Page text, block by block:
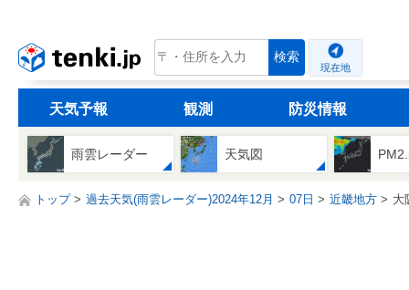
tenki.jp 検索
現在地
天気予報 観測 防災情報
雨雲レーダー 天気図
トップ 過去天気(雨雲レーダー)2024年12月 07日 近畿地方 大